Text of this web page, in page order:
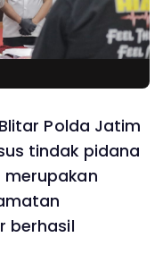
Polda Jatim
tindak pidana
berhasil